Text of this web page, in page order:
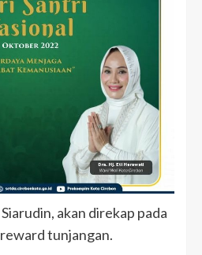
akan direkap pada
tunjangan.